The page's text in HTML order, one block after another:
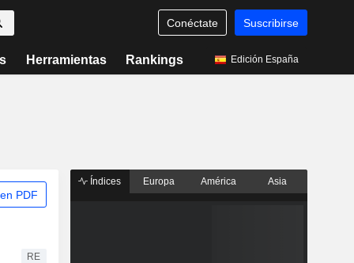
Conéctate Suscribirse
Herramientas Rankings Edición España
PDF
RE
Índices Europa América Asia